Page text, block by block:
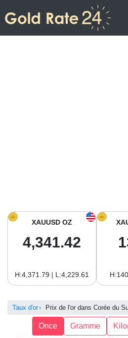
Prix de l’or aujourd’hui en
XAUUSD OZ
4,341.42
H:4,371.79 | L:4,229.61
Taux d'or Prix de l'or dans Corée du
Once Gramme